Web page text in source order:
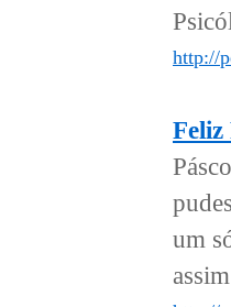
http://
Feliz
um